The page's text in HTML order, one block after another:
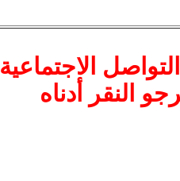
الاجتماعية
النقر أدناه